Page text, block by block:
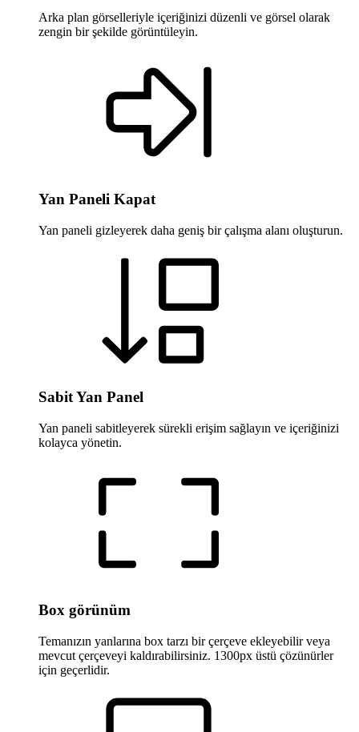
Arka plan görselleriyle içeriğinizi düzenli ve görsel olarak
zengin bir şekilde görüntüleyin.
Yan Paneli Kapat
Yan paneli gizleyerek daha geniş bir çalışma alanı oluşturun.
Sabit Yan Panel
Yan paneli sabitleyerek sürekli erişim sağlayın ve içeriğinizi
kolayca yönetin.
Box görünüm
Temanızın yanlarına box tarzı bir çerçeve ekleyebilir veya
mevcut çerçeveyi kaldırabilirsiniz. 1300px üstü çözünürler
için geçerlidir.